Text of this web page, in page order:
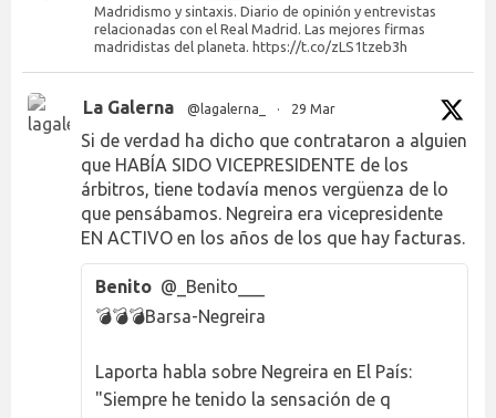
Madridismo y sintaxis. Diario de opinión y entrevistas
relacionadas con el Real Madrid. Las mejores firmas
madridistas del planeta. https://t.co/zLS1tzeb3h
La Galerna @lagalerna_ · 29 Mar
Si de verdad ha dicho que contrataron a alguien
que HABÍA SIDO VICEPRESIDENTE de los
árbitros, tiene todavía menos vergüenza de lo
que pensábamos. Negreira era vicepresidente
EN ACTIVO en los años de los que hay facturas.
Benito @_Benito___
💣💣💣Barsa-Negreira
Laporta habla sobre Negreira en El País:
"Siempre he tenido la sensación de q